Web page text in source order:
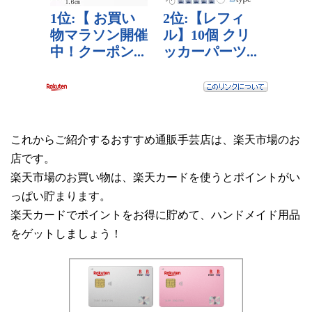
これからご紹介するおすすめ通販手芸店は、楽天市場のお
店です。
楽天市場のお買い物は、楽天カードを使うとポイントがい
っぱい貯まります。
楽天カードでポイントをお得に貯めて、ハンドメイド用品
をゲットしましょう！